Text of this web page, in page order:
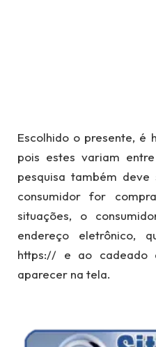
Escolhido o presente, é
pois estes variam
pesquisa também
consumidor for
situações, o
endereço eletrônico,
https:// e ao cadeado
aparecer na tela.